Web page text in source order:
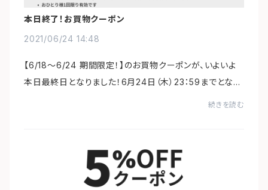
本日終了！お買物クーポン
2021/06/24 14:48
【6/18～6/24 期間限定！】のお買物クーポンが、いよいよ
本日最終日となりました！6月24日（木）23：59までとなっ
続きを読む